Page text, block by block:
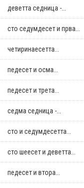
деветта седница -...
сто седумдесет и прва...
четиринаесетта...
педесет и осма...
педесет и трета...
седма седница -...
сто и седумдесетта...
сто шеесет и деветта...
педесет и втора...